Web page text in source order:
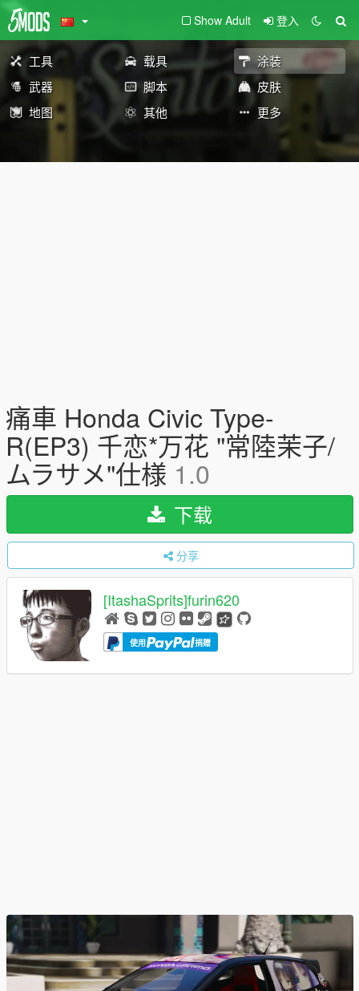
Show Adult 登入
工具 载具
涂装
武器
脚本
皮肤
地图
其他 更多
痛車 Honda Civic Type-
R(EP3) 千恋*万花 "常陸茉子/
ムラサメ"仕様 1.0
下载
分享
[ItashaSprits]furin620
使用 捐赠